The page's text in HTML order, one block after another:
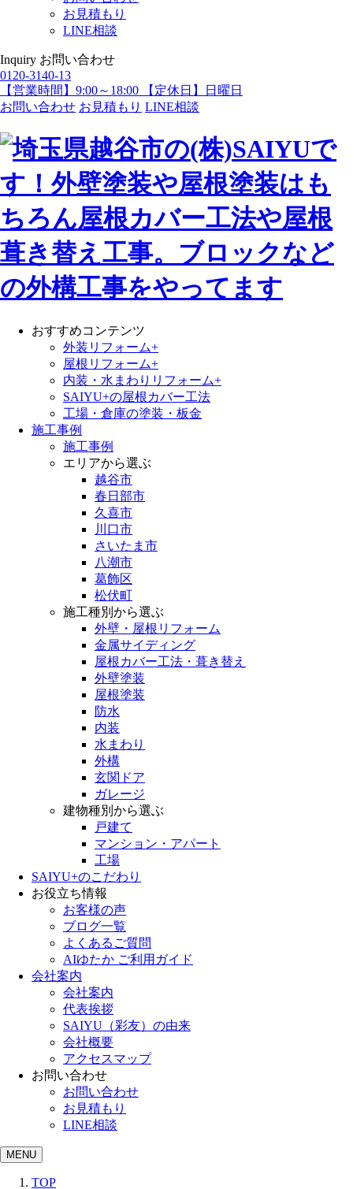
お見積もり
LINE相談
Inquiry お問い合わせ
0120-3140-13
【営業時間】9:00～18:00 【定休日】日曜日
お問い合わせ お見積もり LINE相談
おすすめコンテンツ
外装リフォーム+
屋根リフォーム+
内装・水まわりリフォーム+
SAIYU+の屋根カバー工法
工場・倉庫の塗装・板金
施工事例
施工事例
エリアから選ぶ
越谷市
春日部市
久喜市
川口市
さいたま市
八潮市
葛飾区
松伏町
施工種別から選ぶ
外壁・屋根リフォーム
金属サイディング
屋根カバー工法・葺き替え
外壁塗装
屋根塗装
防水
内装
水まわり
外構
玄関ドア
ガレージ
建物種別から選ぶ
戸建て
マンション・アパート
工場
SAIYU+のこだわり
お役立ち情報
お客様の声
ブログ一覧
よくあるご質問
AIゆたか ご利用ガイド
会社案内
会社案内
代表挨拶
SAIYU（彩友）の由来
会社概要
アクセスマップ
お問い合わせ
お問い合わせ
お見積もり
LINE相談
MENU
TOP